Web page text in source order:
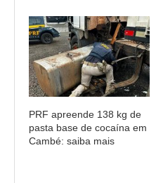
PRF apreende 138 kg de
pasta base de cocaína em
Cambé: saiba mais